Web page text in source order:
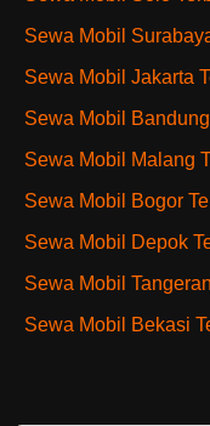
Sewa Mobil
Sewa Mobil Jakarta
Sewa Mobil
Sewa Mobil Malang
Sewa Mobil Bogor
Sewa Mobil Depok
Sewa Mobil
Sewa Mobil Bekasi